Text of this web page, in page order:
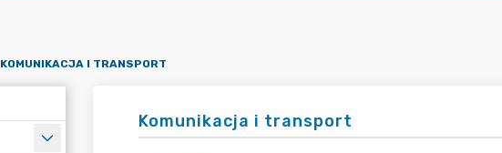
KOMUNIKACJA I TRANSPORT
Komunikacja i transport